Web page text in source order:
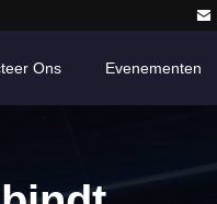
Ons Evenementen